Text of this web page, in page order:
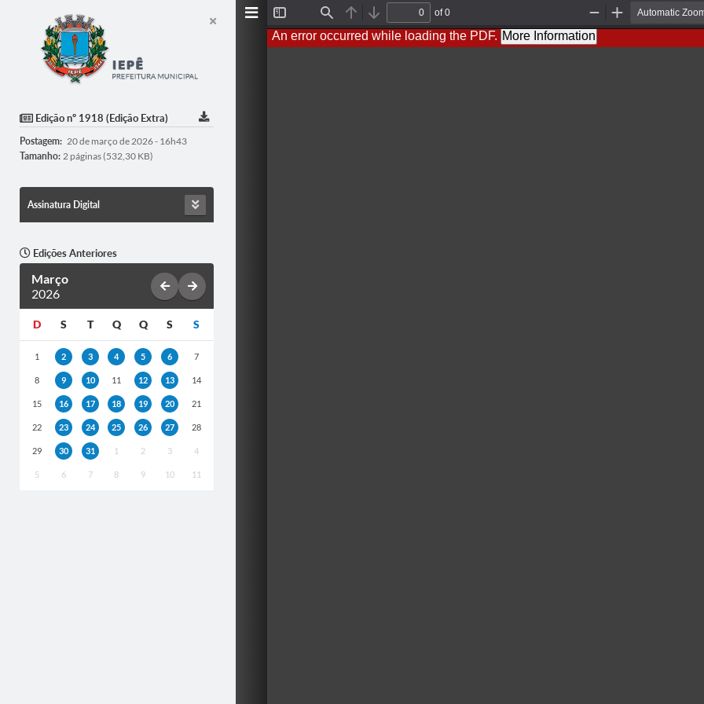
Edição nº 1918 (Edição Extra)
Postagem: 20 de março de 2026 - 16h43
Tamanho: 2 páginas (532,30 KB)
Assinatura Digital
Edições Anteriores
Março
2026
D S T Q Q S S
1 2 3 4 5 6 7
8 9 10 11 12 13 14
15 16 17 18 19 20 21
22 23 24 25 26 27 28
29 30 31 1 2 3 4
5 6 7 8 9 10 11
Sidebar
Find Previous
Next
of 0
Out
An error occurred while loading the PDF. More Information